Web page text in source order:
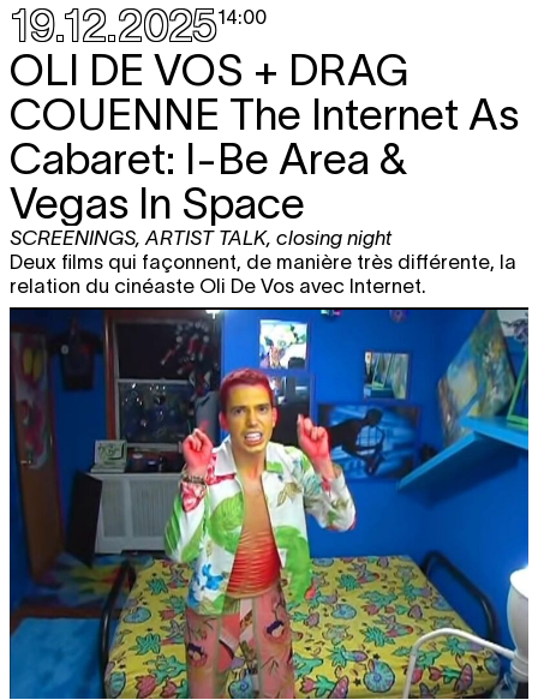
19.12.202514:00
OLI DE VOS + DRAG
COUENNE The Internet As
Cabaret: I-Be Area &
Vegas In Space
SCREENINGS, ARTIST TALK, closing night
Deux films qui façonnent, de manière très différente, la
relation du cinéaste Oli De Vos avec Internet.